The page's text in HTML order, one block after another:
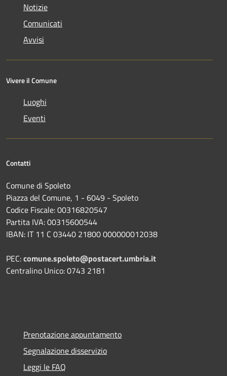
Notizie
Comunicati
Avvisi
Vivere il Comune
Luoghi
Eventi
Contatti
Comune di Spoleto
Piazza del Comune, 1 - 6049 - Spoleto
Codice Fiscale: 00316820547
Partita IVA: 00315600544
IBAN: IT 11 C 03440 21800 000000012038
PEC:comune.spoleto@postacert.umbria.it
Centralino Unico: 0743 2181
Prenotazione appuntamento
Segnalazione disservizio
Leggi le FAQ